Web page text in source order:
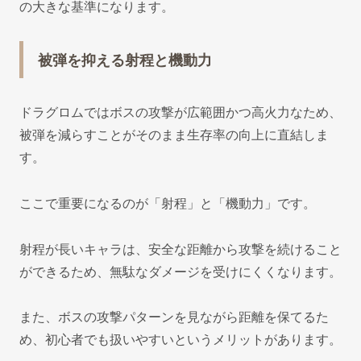
の大きな基準になります。
被弾を抑える射程と機動力
ドラグロムではボスの攻撃が広範囲かつ高火力なため、
被弾を減らすことがそのまま生存率の向上に直結しま
す。
ここで重要になるのが「射程」と「機動力」です。
射程が長いキャラは、安全な距離から攻撃を続けること
ができるため、無駄なダメージを受けにくくなります。
また、ボスの攻撃パターンを見ながら距離を保てるた
め、初心者でも扱いやすいというメリットがあります。